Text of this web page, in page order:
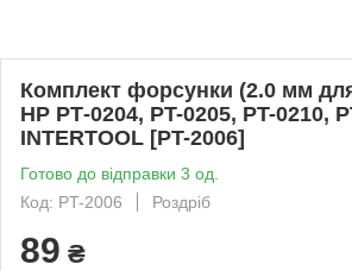
Комплект форсунки (2.0 мм
HP РТ-0204, PT-0205, PT-0210,
INTERTOOL [PT-2006]
Готово до відправки 3 од.
Код: PT-2006
Роздріб
89 ₴